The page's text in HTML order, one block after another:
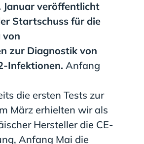
Januar veröffentlicht
Startschuss für die
von
zur Diagnostik von
Infektionen. Anfang
die ersten Tests zur
März erhielten wir als
Hersteller die CE-
Anfang Mai die